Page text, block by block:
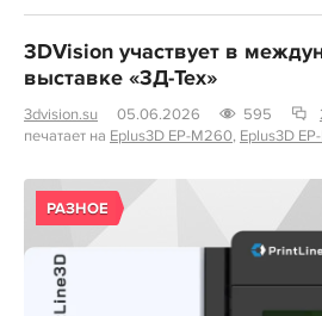
3DVision участвует в
выставке «3Д-Тех»
3dvision.su 05.06.2026 595
печатает на Eplus3D EP-M260, Eplus3D
РАЗНОЕ